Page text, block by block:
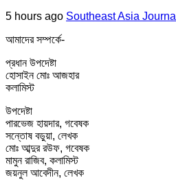
5 hours ago Southeast Asia Journal
আমাদের সম্পর্কে-
প্রধান উপদেষ্টা
হোসাইন মোঃ আজহার
কলামিস্ট
উপদেষ্টা
পারভেজ হায়দার, গবেষক
সন্তোষ বড়ুয়া, লেখক
মোঃ আব্দুর রউফ, গবেষক
মামুন রাজিব, কলামিস্ট
জয়নুল আবেদীন, লেখক